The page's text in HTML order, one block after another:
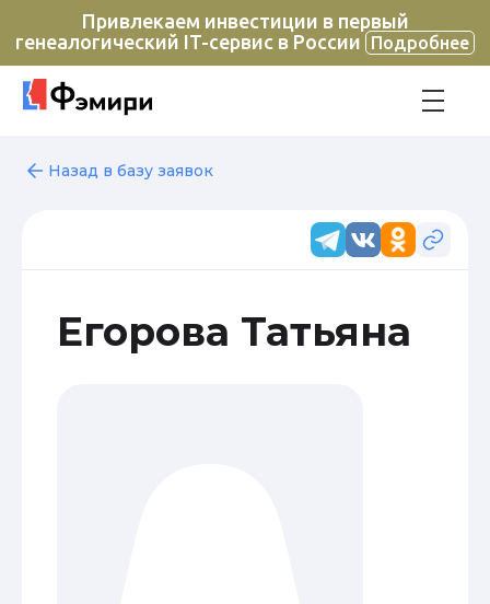
Привлекаем инвестиции в первый
генеалогический IT-сервис в России
Подробнее
Назад в базу заявок
Егорова Татьяна